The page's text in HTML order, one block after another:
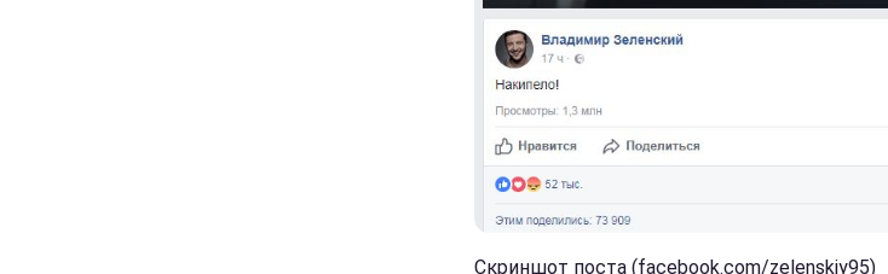
Скриншот поста (facebook.com/zelenskiy95)